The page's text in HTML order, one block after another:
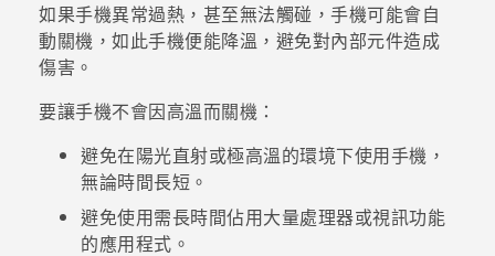
如果手機異常過熱，甚至無法觸碰，手機可能會自
動關機，如此手機便能降溫，避免對內部元件造成
傷害。
要讓手機不會因高溫而關機：
避免在陽光直射或極高溫的環境下使用手機，
無論時間長短。
避免使用需長時間佔用大量處理器或視訊功能
的應用程式。